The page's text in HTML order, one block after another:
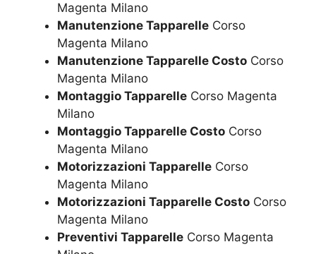
Magenta Milano
Manutenzione Tapparelle Corso
Magenta Milano
Manutenzione Tapparelle Costo Corso
Magenta Milano
Montaggio Tapparelle Corso Magenta
Milano
Montaggio Tapparelle Costo Corso
Magenta Milano
Motorizzazioni Tapparelle Corso
Magenta Milano
Motorizzazioni Tapparelle Costo Corso
Magenta Milano
Preventivi Tapparelle Corso Magenta